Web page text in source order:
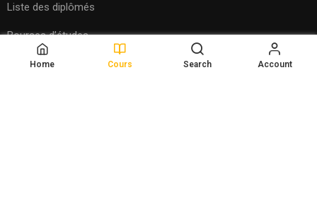
Liste des diplômés
Bourses d’études
Home Cours Search Account